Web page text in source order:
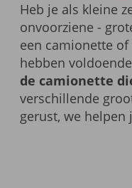
Heb je als kleine
onvoorziene -
een camionette
hebben
de camionette
verschillende
gerust, we helpen